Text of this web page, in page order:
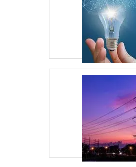
Geradores
|Subestação